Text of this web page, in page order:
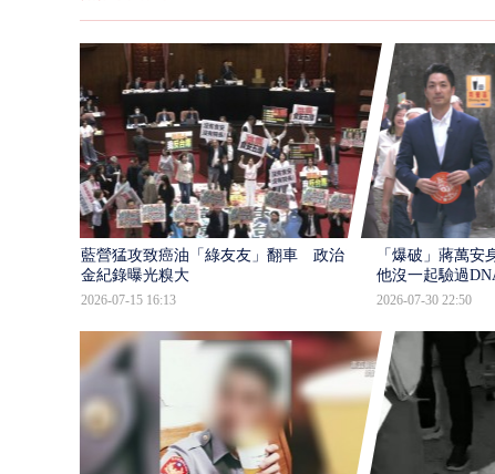
藍營猛攻致癌油「綠友友」翻車 政治獻
金紀錄曝光糗大
2026-07-15 16:13
「爆破」蔣萬安
他沒一起驗過
2026-07-30 22:50